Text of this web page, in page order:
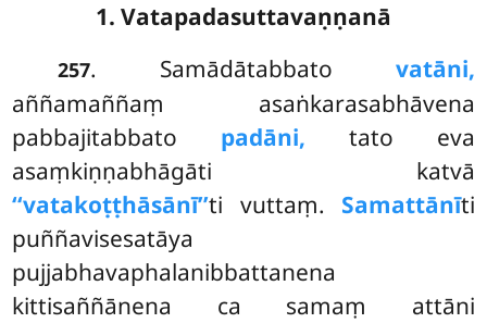
1. Vatapadasuttavaṇṇanā
257. Samādātabbato vatāni,
aññamaññaṃ asaṅkarasabhāvena
pabbajitabbato padāni, tato eva
asaṃkiṇṇabhāgāti katvā
‘‘vatakoṭṭhāsānī’’ti vuttaṃ. Samattānīti
puññavisesatāya
pujjabhavaphalanibbattanena
kittisaññānena ca samaṃ attāni